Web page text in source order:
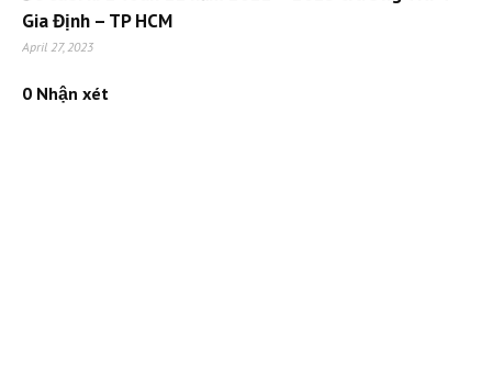
Gia Định – TP HCM
April 27, 2023
0 Nhận xét